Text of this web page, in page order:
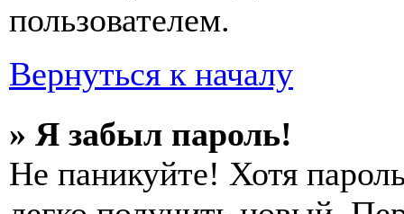
пользователем.
Вернуться к началу
» Я забыл пароль!
Не паникуйте! Хотя